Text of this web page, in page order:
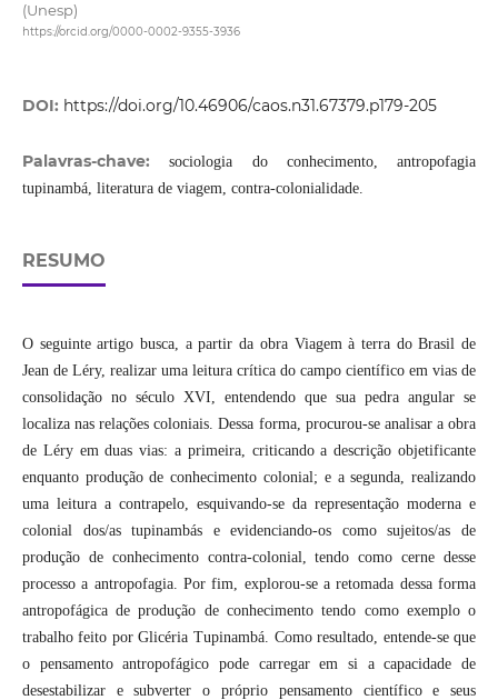
(Unesp)
https://orcid.org/0000-0002-9355-3936
DOI: https://doi.org/10.46906/caos.n31.67379.p179-205
Palavras-chave:sociologia do conhecimento, antropofagia
tupinambá, literatura de viagem, contra-colonialidade.
RESUMO
O seguinte artigo busca, a partir da obra Viagem à terra do Brasil de
Jean de Léry, realizar uma leitura crítica do campo científico em vias de
consolidação no século XVI, entendendo que sua pedra angular se
localiza nas relações coloniais. Dessa forma, procurou-se analisar a obra
de Léry em duas vias: a primeira, criticando a descrição objetificante
enquanto produção de conhecimento colonial; e a segunda, realizando
uma leitura a contrapelo, esquivando-se da representação moderna e
colonial dos/as tupinambás e evidenciando-os como sujeitos/as de
produção de conhecimento contra-colonial, tendo como cerne desse
processo a antropofagia. Por fim, explorou-se a retomada dessa forma
antropofágica de produção de conhecimento tendo como exemplo o
trabalho feito por Glicéria Tupinambá. Como resultado, entende-se que
o pensamento antropofágico pode carregar em si a capacidade de
desestabilizar e subverter o próprio pensamento científico e seus